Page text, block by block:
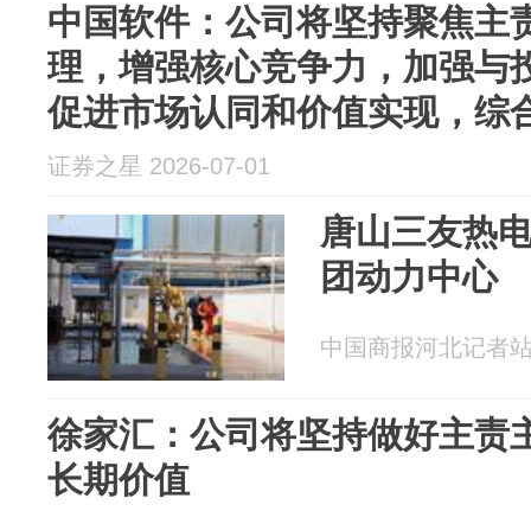
中国软件：公司将坚持聚焦主
理，增强核心竞争力，加强与
促进市场认同和价值实现，综
展及全体股东利益等因...
证券之星 2026-07-01
唐山三友热
团动力中心
中国商报河北记者
徐家汇：公司将坚持做好主责
长期价值